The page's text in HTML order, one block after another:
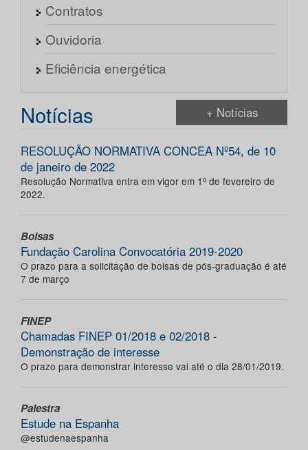
Contratos
Ouvidoria
Eficiência energética
Notícias + Notícias
RESOLUÇÃO NORMATIVA CONCEA Nº54, de 10
de janeiro de 2022
Resolução Normativa entra em vigor em 1º de fevereiro de
2022.
Bolsas
Fundação Carolina Convocatória 2019-2020
O prazo para a solicitação de bolsas de pós-graduação é até
7 de março
FINEP
Chamadas FINEP 01/2018 e 02/2018 -
Demonstração de interesse
O prazo para demonstrar interesse vai até o dia 28/01/2019.
Palestra
Estude na Espanha
@estudenaespanha